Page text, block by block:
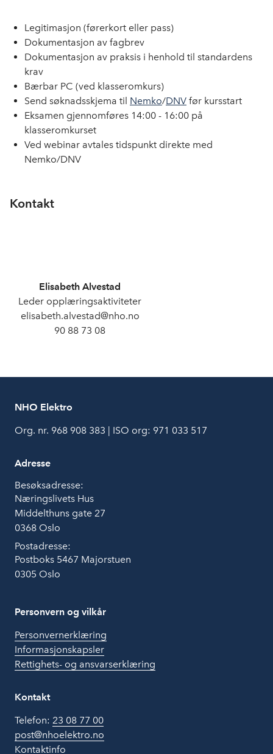
Legitimasjon (førerkort eller pass)
Dokumentasjon av fagbrev
Dokumentasjon av praksis i henhold til standardens
krav
Bærbar PC (ved klasseromkurs)
Send søknadsskjema til Nemko/DNV før kursstart
Eksamen gjennomføres 14:00 - 16:00 på
klasseromkurset
Ved webinar avtales tidspunkt direkte med
Nemko/DNV
Kontakt
Elisabeth Alvestad
Leder opplæringsaktiviteter
elisabeth.alvestad@nho.no
90 88 73 08
NHO Elektro
Org. nr. 968 908 383 | ISO org: 971 033 517
Adresse
Besøksadresse:
Næringslivets Hus
Middelthuns gate 27
0368 Oslo
Postadresse:
Postboks 5467 Majorstuen
0305 Oslo
Personvern og vilkår
Personvernerklæring
Informasjonskapsler
Rettighets- og ansvarserklæring
Kontakt
Telefon: 23 08 77 00
post@nhoelektro.no
Kontaktinfo